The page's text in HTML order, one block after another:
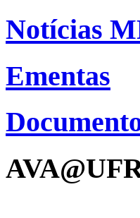
Notícias
Ementas